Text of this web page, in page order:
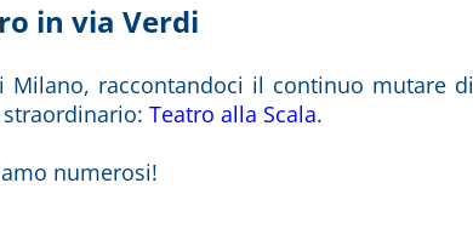
in via Verdi
Milano, raccontandoci il continuo mutare di
Teatro alla Scala.
numerosi!